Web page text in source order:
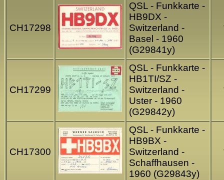
CH17298
QSL - Funkkarte -
HB9DX -
Switzerland -
Basel - 1960
(G29841y)
CH17299
QSL - Funkkarte -
HB1TI/SZ -
Switzerland -
Uster - 1960
(G29842y)
CH17300
QSL - Funkkarte -
HB9BX -
Switzerland -
Schaffhausen -
1960 (G29843y)